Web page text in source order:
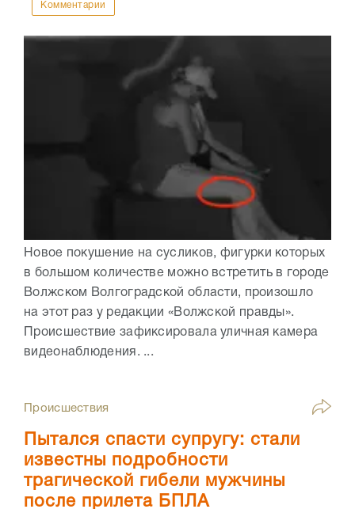
Комментарии
Новое покушение на сусликов, фигурки которых
в большом количестве можно встретить в городе
Волжском Волгоградской области, произошло
на этот раз у редакции «Волжской правды».
Происшествие зафиксировала уличная камера
видеонаблюдения. ...
Происшествия
Пытался спасти супругу: стали
известны подробности
трагической гибели мужчины
после прилета БПЛА